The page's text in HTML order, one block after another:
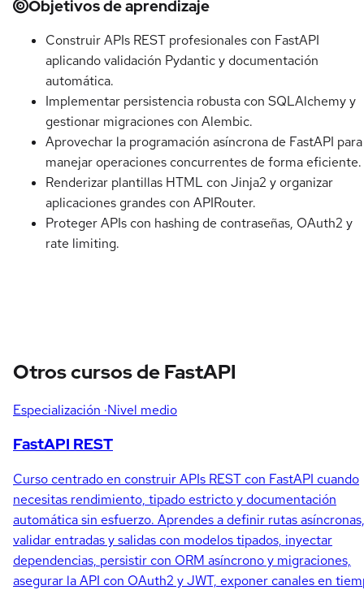
Objetivos de aprendizaje
Construir APIs REST profesionales con FastAPI
aplicando validación Pydantic y documentación
automática.
Implementar persistencia robusta con SQLAlchemy y
gestionar migraciones con Alembic.
Aprovechar la programación asíncrona de FastAPI para
manejar operaciones concurrentes de forma eficiente.
Renderizar plantillas HTML con Jinja2 y organizar
aplicaciones grandes con APIRouter.
Proteger APIs con hashing de contraseñas, OAuth2 y
rate limiting.
Otros cursos de FastAPI
Especialización ·Nivel medio
FastAPI REST
Curso centrado en construir APIs REST con FastAPI cuando
necesitas rendimiento, tipado estricto y documentación
automática sin esfuerzo. Aprendes a definir rutas asíncronas,
validar entradas y salidas con modelos tipados, inyectar
dependencias, persistir con ORM asíncrono y migraciones,
asegurar la API con OAuth2 y JWT, exponer canales en